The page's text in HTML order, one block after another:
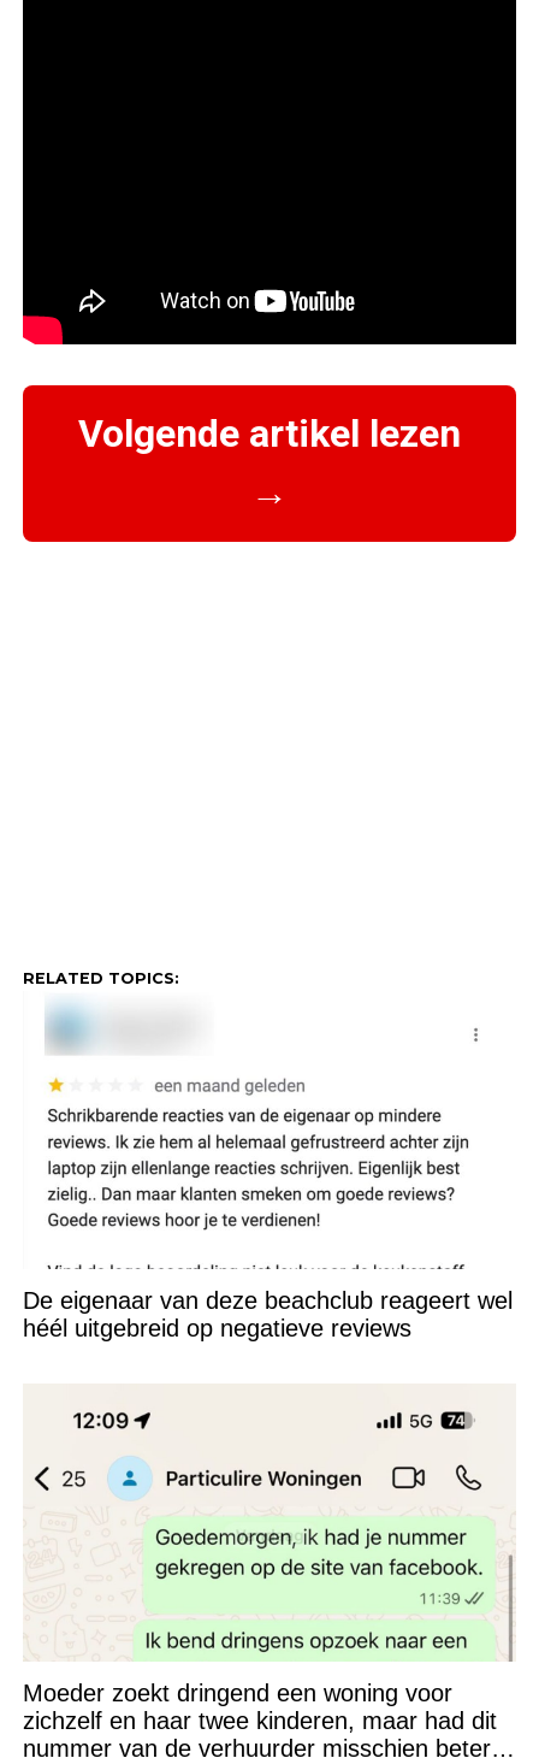
Volgende artikel lezen
→
RELATED TOPICS:
De eigenaar van deze beachclub reageert wel
héél uitgebreid op negatieve reviews
Moeder zoekt dringend een woning voor
zichzelf en haar twee kinderen, maar had dit
nummer van de verhuurder misschien beter